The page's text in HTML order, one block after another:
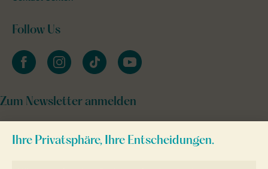
Follow Us
facebookinstagramtiktok youtube
Zum Newsletter anmelden